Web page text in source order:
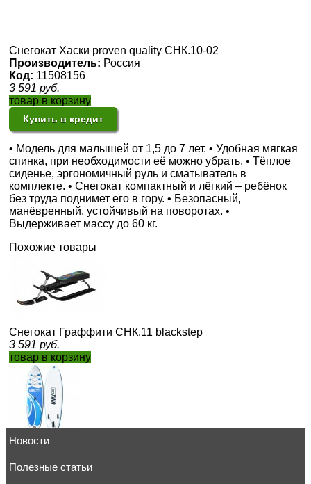
Снегокат Хаски proven quality СНК.10-02
Производитель: Россия
Код: 11508156
3 591 руб.
товар в корзину
Купить в кредит
• Модель для малышей от 1,5 до 7 лет. • Удобная мягкая
спинка, при необходимости её можно убрать. • Тёплое
сиденье, эргономичный руль и сматыватель в
комплекте. • Снегокат компактный и лёгкий – ребёнок
без труда поднимет его в гору. • Безопасный,
манёвренный, устойчивый на поворотах. •
Выдерживает массу до 60 кг.
Похожие товары
Снегокат Граффити СНК.11 blackstep
3 591 руб.
товар в корзину
SUP-борд UNIX Line Big Wave (300 cm) SUPUBV30
товар в корзину
Новости
Полезные статьи